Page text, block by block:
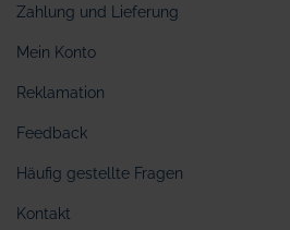
Zahlung und Lieferung
Mein Konto
Reklamation
Feedback
Häufig gestellte Fragen
Kontakt